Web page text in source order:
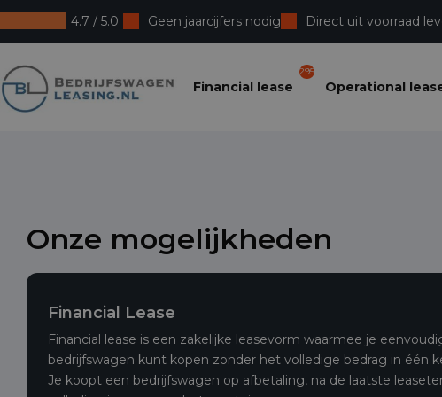
4.7 / 5.0 Geen jaarcijfers nodig Direct uit voorraad
Bedrijfswagenleasing
Financial lease
295
Operational
Onze mogelijkheden
Financial Lease
Financial lease is een zakelijke leasevorm waarmee je
bedrijfswagen kunt kopen zonder het volledige bedrag in één
Je koopt een bedrijfswagen op afbetaling, na de laatste